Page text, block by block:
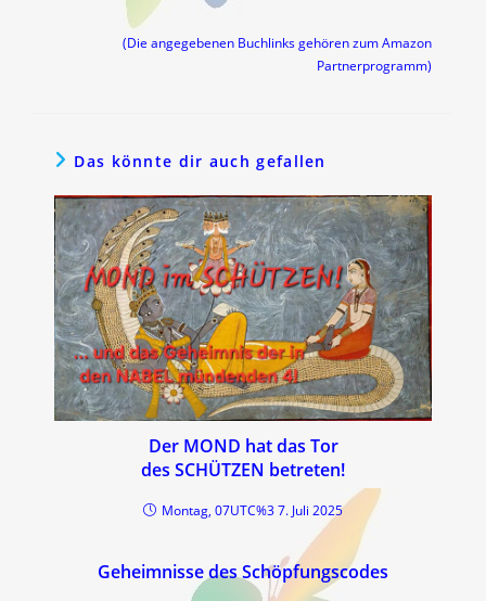
(Die angegebenen Buchlinks gehören zum Amazon
Partnerprogramm)
Das könnte dir auch gefallen
Der MOND hat das Tor
des SCHÜTZEN betreten!
Montag, 07UTC%3 7. Juli 2025
Geheimnisse des Schöpfungscodes